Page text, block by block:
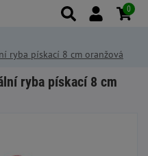
ryba pískací 8 cm oranžová
ryba pískací 8 cm
0